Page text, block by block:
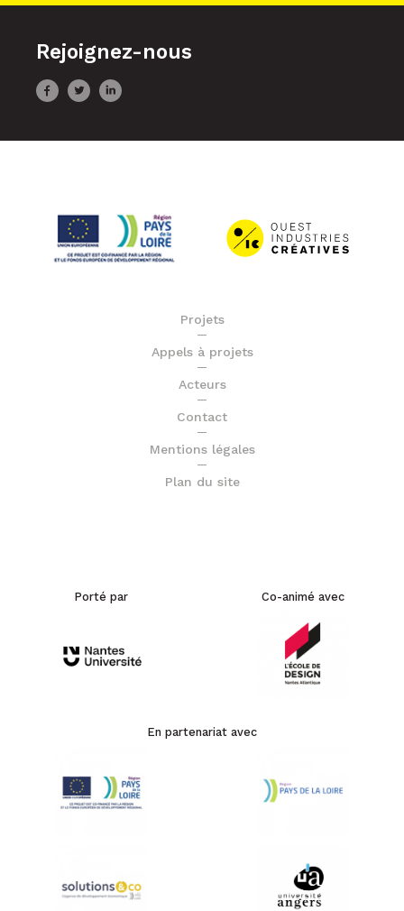
Rejoignez-nous
Projets
Appels à projets
Acteurs
Contact
Mentions légales
Plan du site
Porté par Co-animé avec
En partenariat avec